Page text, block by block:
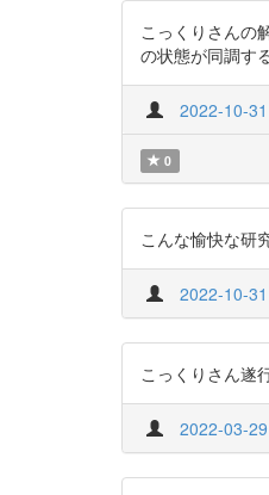
こっくりさんの
の状態が同調す
2022-10-
0
こんな愉快な研
2022-10-
こっくりさん遂
2022-03-